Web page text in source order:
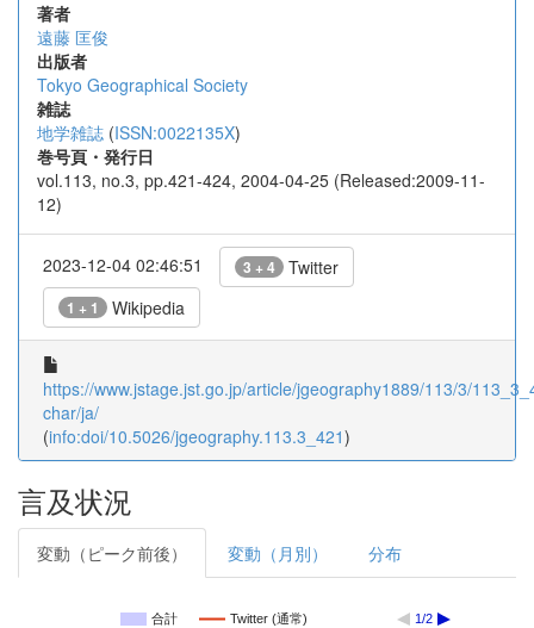
著者
遠藤 匡俊
出版者
Tokyo Geographical Society
雑誌
地学雑誌 (ISSN:0022135X)
巻号頁・発行日
vol.113, no.3, pp.421-424, 2004-04-25 (Released:2009-11-
12)
2023-12-04 02:46:51 3 + 4 Twitter
1 + 1 Wikipedia
https://www.jstage.jst.go.jp/article/jgeography1889/113/3/
char/ja/
(info:doi/10.5026/jgeography.113.3_421)
言及状況
変動（ピーク前後） 変動（月別） 分布
合計 Twitter (通常) 1/2